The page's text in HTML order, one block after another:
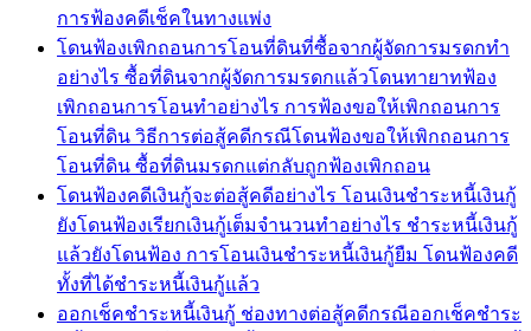
การฟ้องคดีเช็คในทางแพ่ง
โดนฟ้องเพิกถอนการโอนที่ดินที่ซื้อจากผู้จัดการมรดกทำ
อย่างไร ซื้อที่ดินจากผู้จัดการมรดกแล้วโดนทายาทฟ้อง
เพิกถอนการโอนทำอย่างไร การฟ้องขอให้เพิกถอนการ
โอนที่ดิน วิธีการต่อสู้คดีกรณีโดนฟ้องขอให้เพิกถอนการ
โอนที่ดิน ซื้อที่ดินมรดกแต่กลับถูกฟ้องเพิกถอน
โดนฟ้องคดีเงินกู้จะต่อสู้คดีอย่างไร โอนเงินชำระหนี้เงินกู้
ยังโดนฟ้องเรียกเงินกู้เต็มจำนวนทำอย่างไร ชำระหนี้เงินกู้
แล้วยังโดนฟ้อง การโอนเงินชำระหนี้เงินกู้ยืม โดนฟ้องคดี
ทั้งที่ได้ชำระหนี้เงินกู้แล้ว
ออกเช็คชำระหนี้เงินกู้ ช่องทางต่อสู้คดีกรณีออกเช็คชำระ